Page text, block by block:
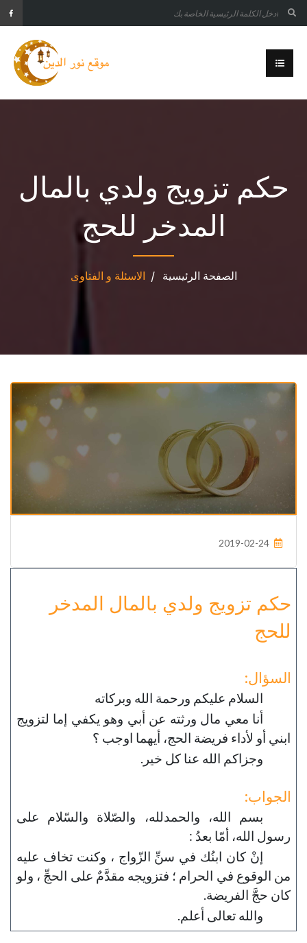
حكم تزويج ولدي بالمال
المدخر للحج
الصفحة الرئيسية الاسئلة و الفتاوى
2019-02-24
حكم تزويج ولدي بالمال المدخر
للحج
السؤال:
السلام عليكم ورحمة الله وبركاته
أنا معي مال ورثته عن أبي وهو يكفي إما لتزويج
ابني أو لأداء فريضة الحج، أيهما اوجب ؟
وجزاكم الله عنا كل خير.
الجواب:
بسم الله، والحمدلله، والصّلاة والسّلام على
رسول الله، أمّا بعدُ :
إنْ كان ابنُك في سنِّ الزّواج ، وكنت تخاف عليه
من الوقوع في الحرام ؛ فتزويجه مقدَّمٌ على الحجِّ ، ولو
كان حجَّ الفريضة.
والله تعالى أعلم.